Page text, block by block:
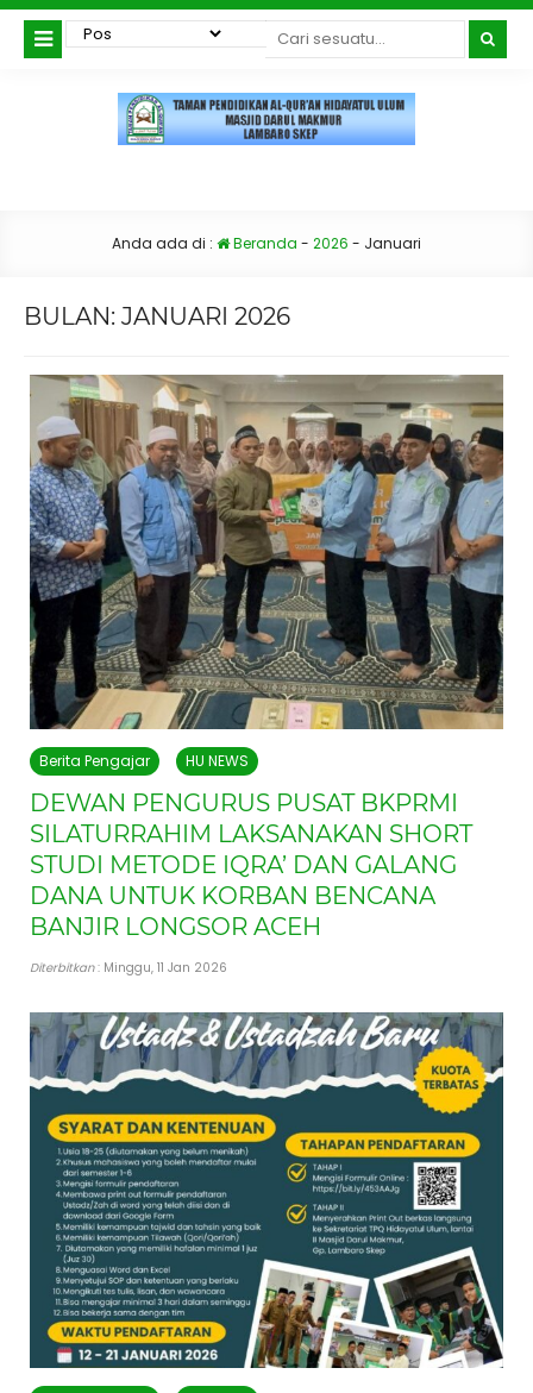
Anda ada di : Beranda - 2026 - Januari
BULAN: JANUARI 2026
Berita Pengajar HU NEWS
DEWAN PENGURUS PUSAT BKPRMI
SILATURRAHIM LAKSANAKAN SHORT
STUDI METODE IQRA’ DAN GALANG
DANA UNTUK KORBAN BENCANA
BANJIR LONGSOR ACEH
Diterbitkan: Minggu, 11 Jan 2026